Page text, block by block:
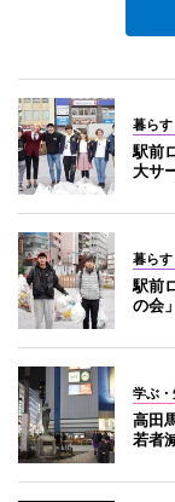
暮らす
駅前
大サ
暮らす
駅前
の会
学ぶ・
高田
若者